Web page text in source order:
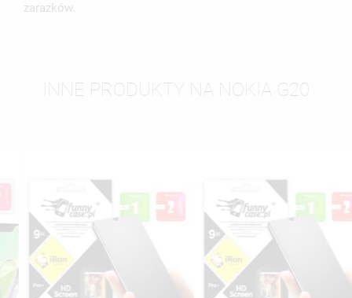
zarazków.
INNE PRODUKTY NA NOKIA G20